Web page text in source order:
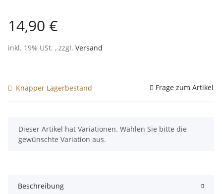
14,90 €
inkl. 19% USt. , zzgl. Versand
Knapper Lagerbestand Frage zum Artikel
x
Dieser Artikel hat Variationen. Wählen Sie bitte die
gewünschte Variation aus.
Beschreibung